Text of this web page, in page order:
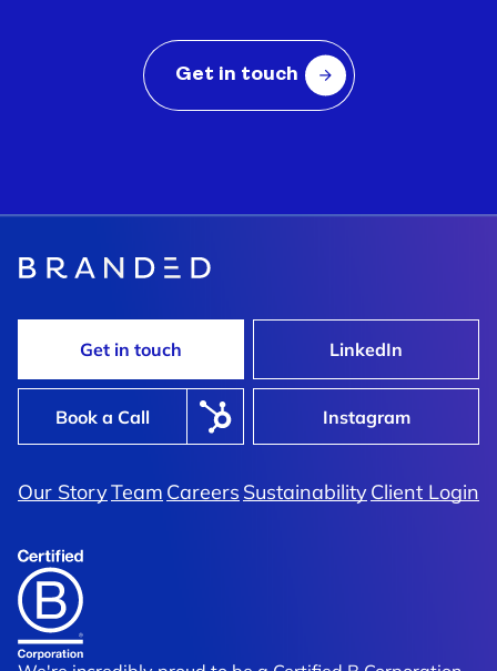
Get in touch
Get in touch LinkedIn
Book a Call Instagram
Our StoryTeam Careers SustainabilityClient Login